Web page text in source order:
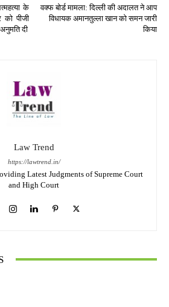
के
पीजी
दी
वक्फ बोर्ड मामला: दिल्ली की अदालत ने आप
विधायक अमानतुल्ला खान को समन जारी
किया
Law Trend
https://lawtrend.in/
Latest Judgments of Supreme Court
and High Court